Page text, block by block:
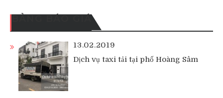
BẢNG BÁO GIÁ
13.02.2019
Dịch vụ taxi tải tại phố Hoàng Sâm